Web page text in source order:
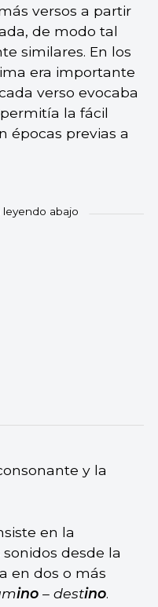
versos a partir
de modo tal
similares. En los
era importante
verso evocaba
la fácil
épocas previas a
y la
en la
desde la
en dos o más
ino– destino.